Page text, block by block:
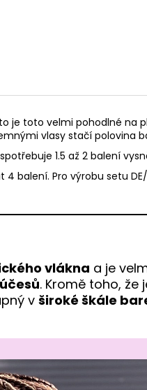
je toto velmi pohodlné na
vlasy stačí polovina
1.5 až 2 balení
balení. Pro výrobu setu
vlákna a je
. Kromě toho,
vširoké škále